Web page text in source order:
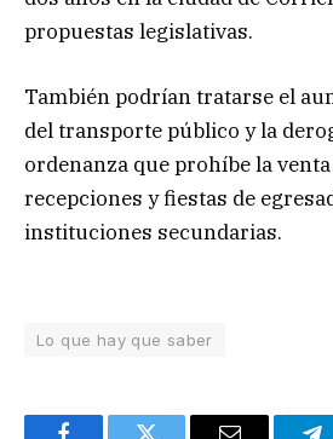
propuestas legislativas.
También podrían tratarse el
del transporte público y la
ordenanza que prohíbe la
recepciones y fiestas de
instituciones secundarias.
Lo que hay que saber